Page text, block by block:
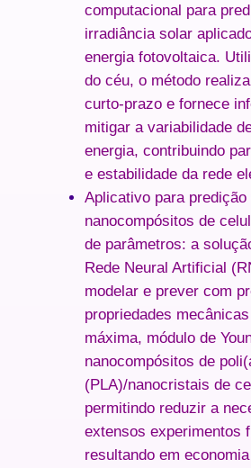
computacional para
irradiância solar
energia fotovoltaica.
do céu, o método
curto-prazo e fornece
mitigar a variabilidade
energia, contribuindo
e estabilidade da rede
Aplicativo para predição
nanocompósitos de
de parâmetros: a
Rede Neural Artificial
modelar e prever com
propriedades
máxima, módulo de
nanocompósitos de
(PLA)/nanocristais de
permitindo reduzir a
extensos experimentos
resultando em